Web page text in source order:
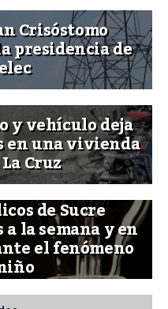
Crisóstomo
presidencia de
y vehículo deja
en una vivienda
Cruz
de Sucre
la semana y en
el fenómeno